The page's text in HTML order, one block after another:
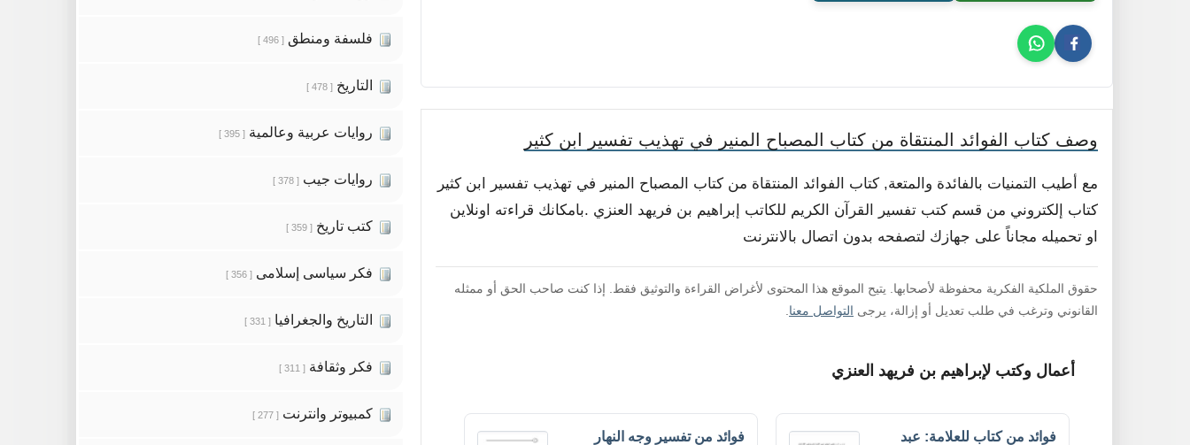
وصف كتاب الفوائد المنتقاة من كتاب المصباح المنير في تهذيب تفسير ابن كثير
مع أطيب التمنيات بالفائدة والمتعة, كتاب الفوائد المنتقاة من كتاب المصباح المنير في تهذيب تفسير ابن كثير
كتاب إلكتروني من قسم كتب تفسير القرآن الكريم للكاتب إبراهيم بن فريهد العنزي .بامكانك قراءته اونلاين
او تحميله مجاناً على جهازك لتصفحه بدون اتصال بالانترنت
حقوق الملكية الفكرية محفوظة لأصحابها. يتيح الموقع هذا المحتوى لأغراض القراءة والتوثيق فقط. إذا كنت صاحب الحق أو ممثله
القانوني وترغب في طلب تعديل أو إزالة، يرجى التواصل معنا
أعمال وكتب لإبراهيم بن فريهد العنزي
فوائد من كتاب للعلامة: عبد
فوائد من تفسير وجه النهار
فلسفة ومنطق [ 496 ]
التاريخ [ 478 ]
روايات عربية وعالمية [ 395 ]
روايات جيب [ 378 ]
كتب تاريخ [ 359 ]
فكر سياسى إسلامى [ 356 ]
التاريخ والجغرافيا [ 331 ]
فكر وثقافة [ 311 ]
كمبيوتر وانترنت [ 277 ]